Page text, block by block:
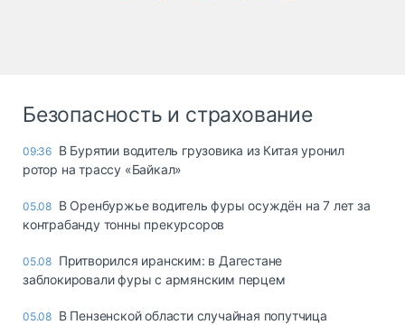
Безопасность и страхование
09:36 В Бурятии водитель грузовика из Китая уронил
ротор на трассу «Байкал»
05.08 В Оренбуржье водитель фуры осуждён на 7 лет за
контрабанду тонны прекурсоров
05.08 Притворился иранским: в Дагестане
заблокировали фуры с армянским перцем
05.08 В Пензенской области случайная попутчица